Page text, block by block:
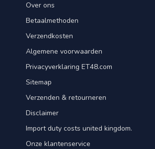
Over ons
Betaalmethoden
Verzendkosten
Algemene voorwaarden
Privacyverklaring ET48.com
Sitemap
Verzenden & retourneren
Disclaimer
Import duty costs united kingdom.
Onze klantenservice